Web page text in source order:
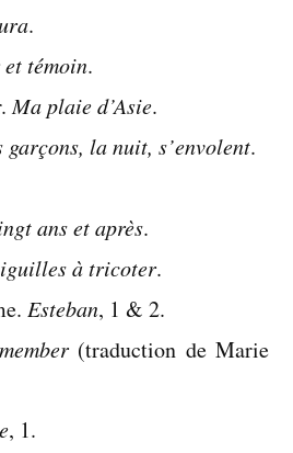
mai
2023
.
témoin.
Ma plaie d’Asie.
garçons, la nuit, s’envolent.
ans et après.
à tricoter.
Esteban, 1 & 2.
(traduction de Marie
, 1.